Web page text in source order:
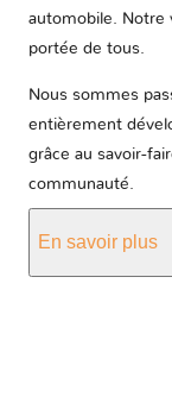
automobile. Notre
portée de tous.
Nous sommes
entièrement
grâce au savoir-
communauté.
En savoir plus